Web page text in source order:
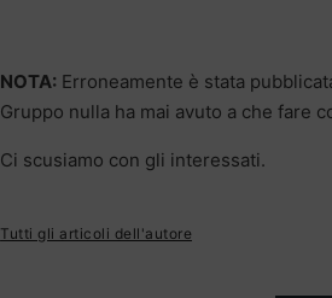
NOTA: Erroneamente è stata
Gruppo nulla ha mai avuto a che fare
Ci scusiamo con gli interessati.
Tutti gli articoli dell'autore